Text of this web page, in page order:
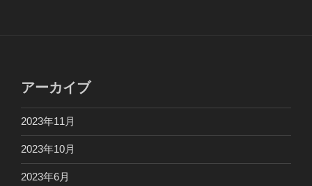
アーカイブ
2023年11月
2023年10月
2023年6月